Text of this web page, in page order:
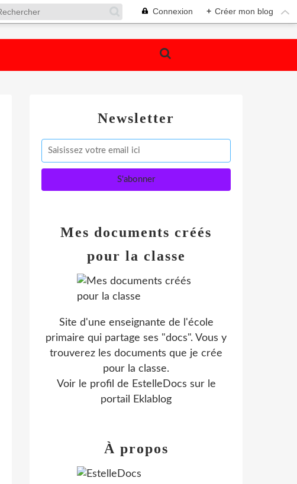
Connexion + Créer mon blog
Newsletter
Mes documents créés
pour la classe
Site d'une enseignante de l'école
primaire qui partage ses "docs". Vous y
trouverez les documents que je crée
pour la classe.
Voir le profil de EstelleDocs sur le
portail Eklablog
À propos